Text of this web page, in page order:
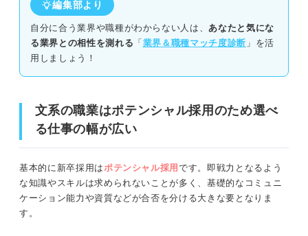
②理想の働き方や自分のスキルとマッチす
る文系の職種を考える
③選んだ職種から自分の価値観にマッチす
に就くためのコツ3選
①自己分析と職業分析のすり合わせを徹底
する
②OB・OG訪問や会社説明会を通じてより
深い情報を集める
編集部より
自分に合う業界や職種がわからない人は、 あなたと気にな
る業界との相性を測れる 「 業界＆職種マッチ度診断 」を活
用しましょう！
文系の職業はポテンシャル採用のため選べ
る仕事の幅が広い
基本的に新卒採用はポテンシャル採用です。即戦力となるよう
な知識やスキルは求められないことが多く、基礎的なコミュニ
ケーション能力や資質などが合否を分ける大きな要となりま
す。
就活前に知っておくべき！ 文系職業の採用がある10の業
界
①金融・保険
②商社
③コンサルティング
④不動産
⑤メーカー